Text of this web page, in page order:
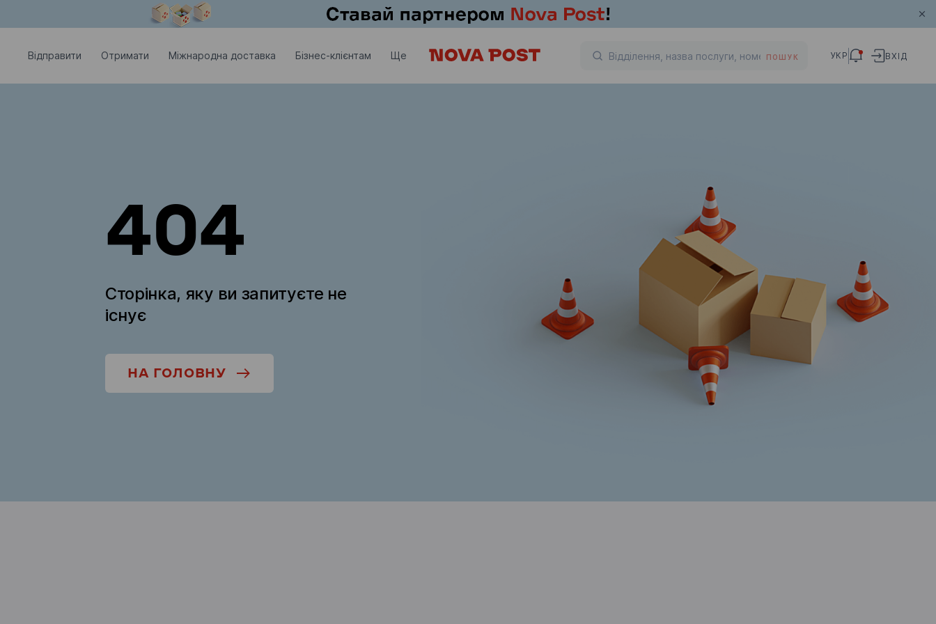
Відправити Отримати Міжнародна доставка Бізнес-клієнтам Ще ПОШУК УКР ВХІД
404
Сторінка, яку ви запитуєте не
існує
НА ГОЛОВНУ